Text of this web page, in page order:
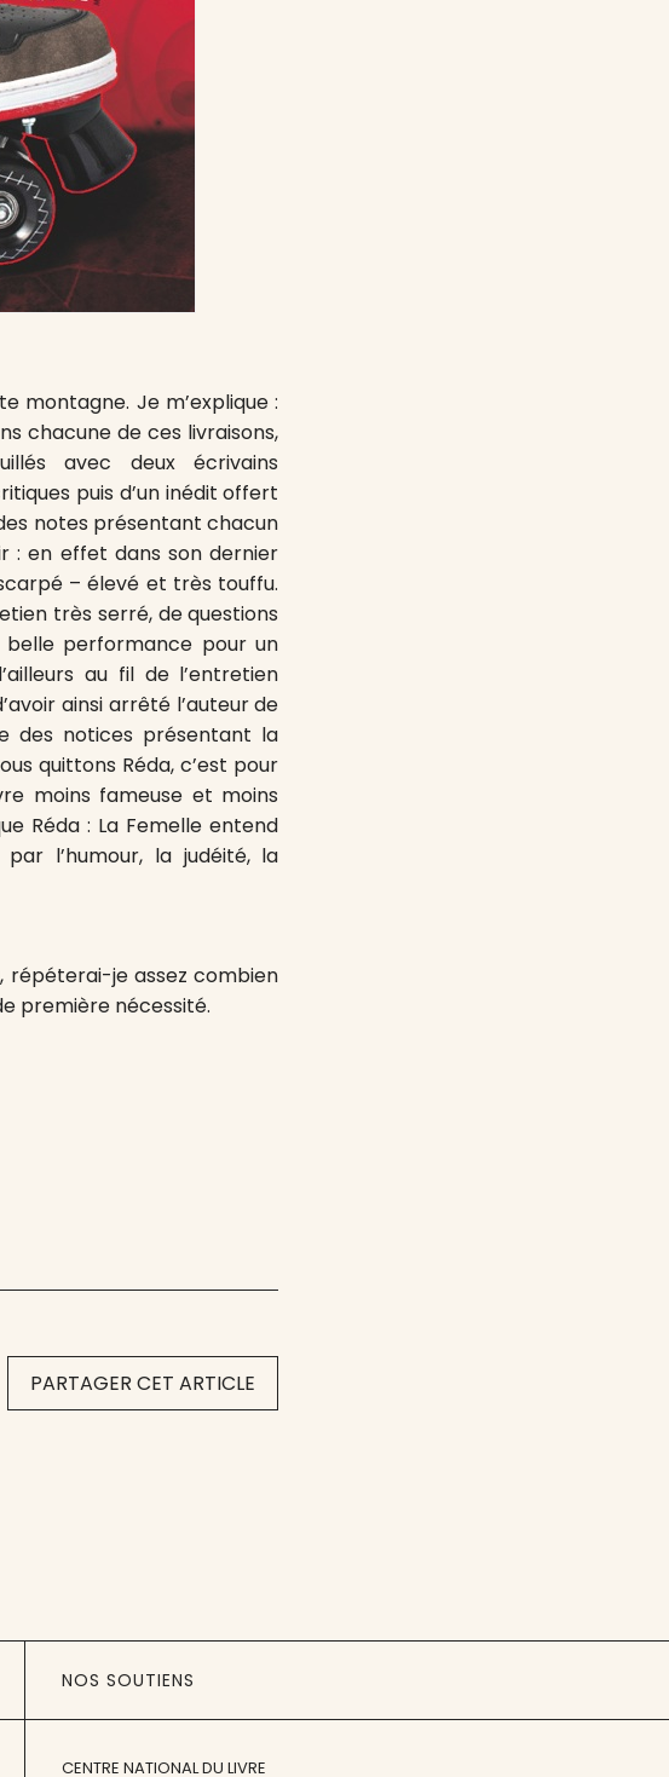
montagne. Je m’explique :
chacune de ces livraisons,
avec deux écrivains
puis d’un inédit offert
notes présentant chacun
: en effet dans son dernier
– élevé et très touffu.
très serré, de questions
performance pour un
au fil de l’entretien
ainsi arrêté l’auteur de
des notices présentant la
quittons Réda, c’est pour
moins fameuse et moins
Réda : La Femelle entend
l’humour, la judéité, la
répéterai-je assez combien
première nécessité.
PARTAGER CET ARTICLE
NOS SOUTIENS
CENTRE NATIONAL DU LIVRE